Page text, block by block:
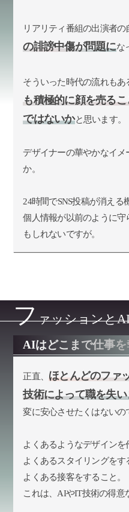
リアリティ番組の出演者の
の誹謗中傷が問題にな
そういった時代の流れもあ
も積極的に顔を売る
ではないかと思います。
デザイナーの華やかなイメ
か。
24時間でSNS投稿が消える
個人情報が以前のように
もしれないですが。
ファッションと
AIはどこまで仕事を
正直、ほとんどのファ
技術によって職を失い
変に安心させたくはないの
よくあるようなデザインを
よくあるスタイリングをす
よくある接客をすること。
これは、AIやIT技術の得意